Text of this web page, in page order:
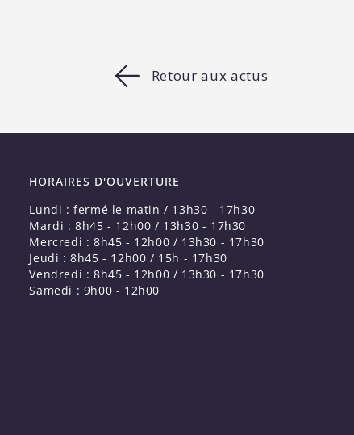
Retour aux actus
HORAIRES D'OUVERTURE
Lundi : fermé le matin / 13h30 - 17h30
Mardi : 8h45 - 12h00 / 13h30 - 17h30
Mercredi : 8h45 - 12h00 / 13h30 - 17h30
Jeudi : 8h45 - 12h00 / 15h - 17h30
Vendredi : 8h45 - 12h00 / 13h30 - 17h30
Samedi : 9h00 - 12h00